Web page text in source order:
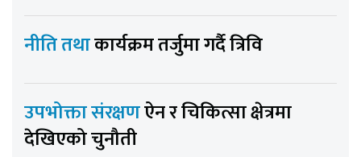
नीति तथाकार्यक्रम तर्जुमा गर्दै त्रिवि
उपभोक्ता संरक्षणऐन र चिकित्सा क्षेत्रमा
देखिएको चुनौती